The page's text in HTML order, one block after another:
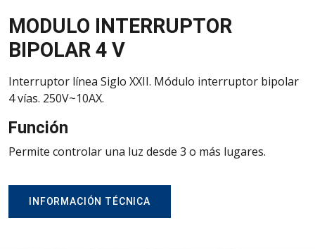
MODULO INTERRUPTOR
BIPOLAR 4 V
Interruptor línea Siglo XXII. Módulo interruptor bipolar
4 vías. 250V~10AX.
Función
Permite controlar una luz desde 3 o más lugares.
INFORMACIÓN TÉCNICA